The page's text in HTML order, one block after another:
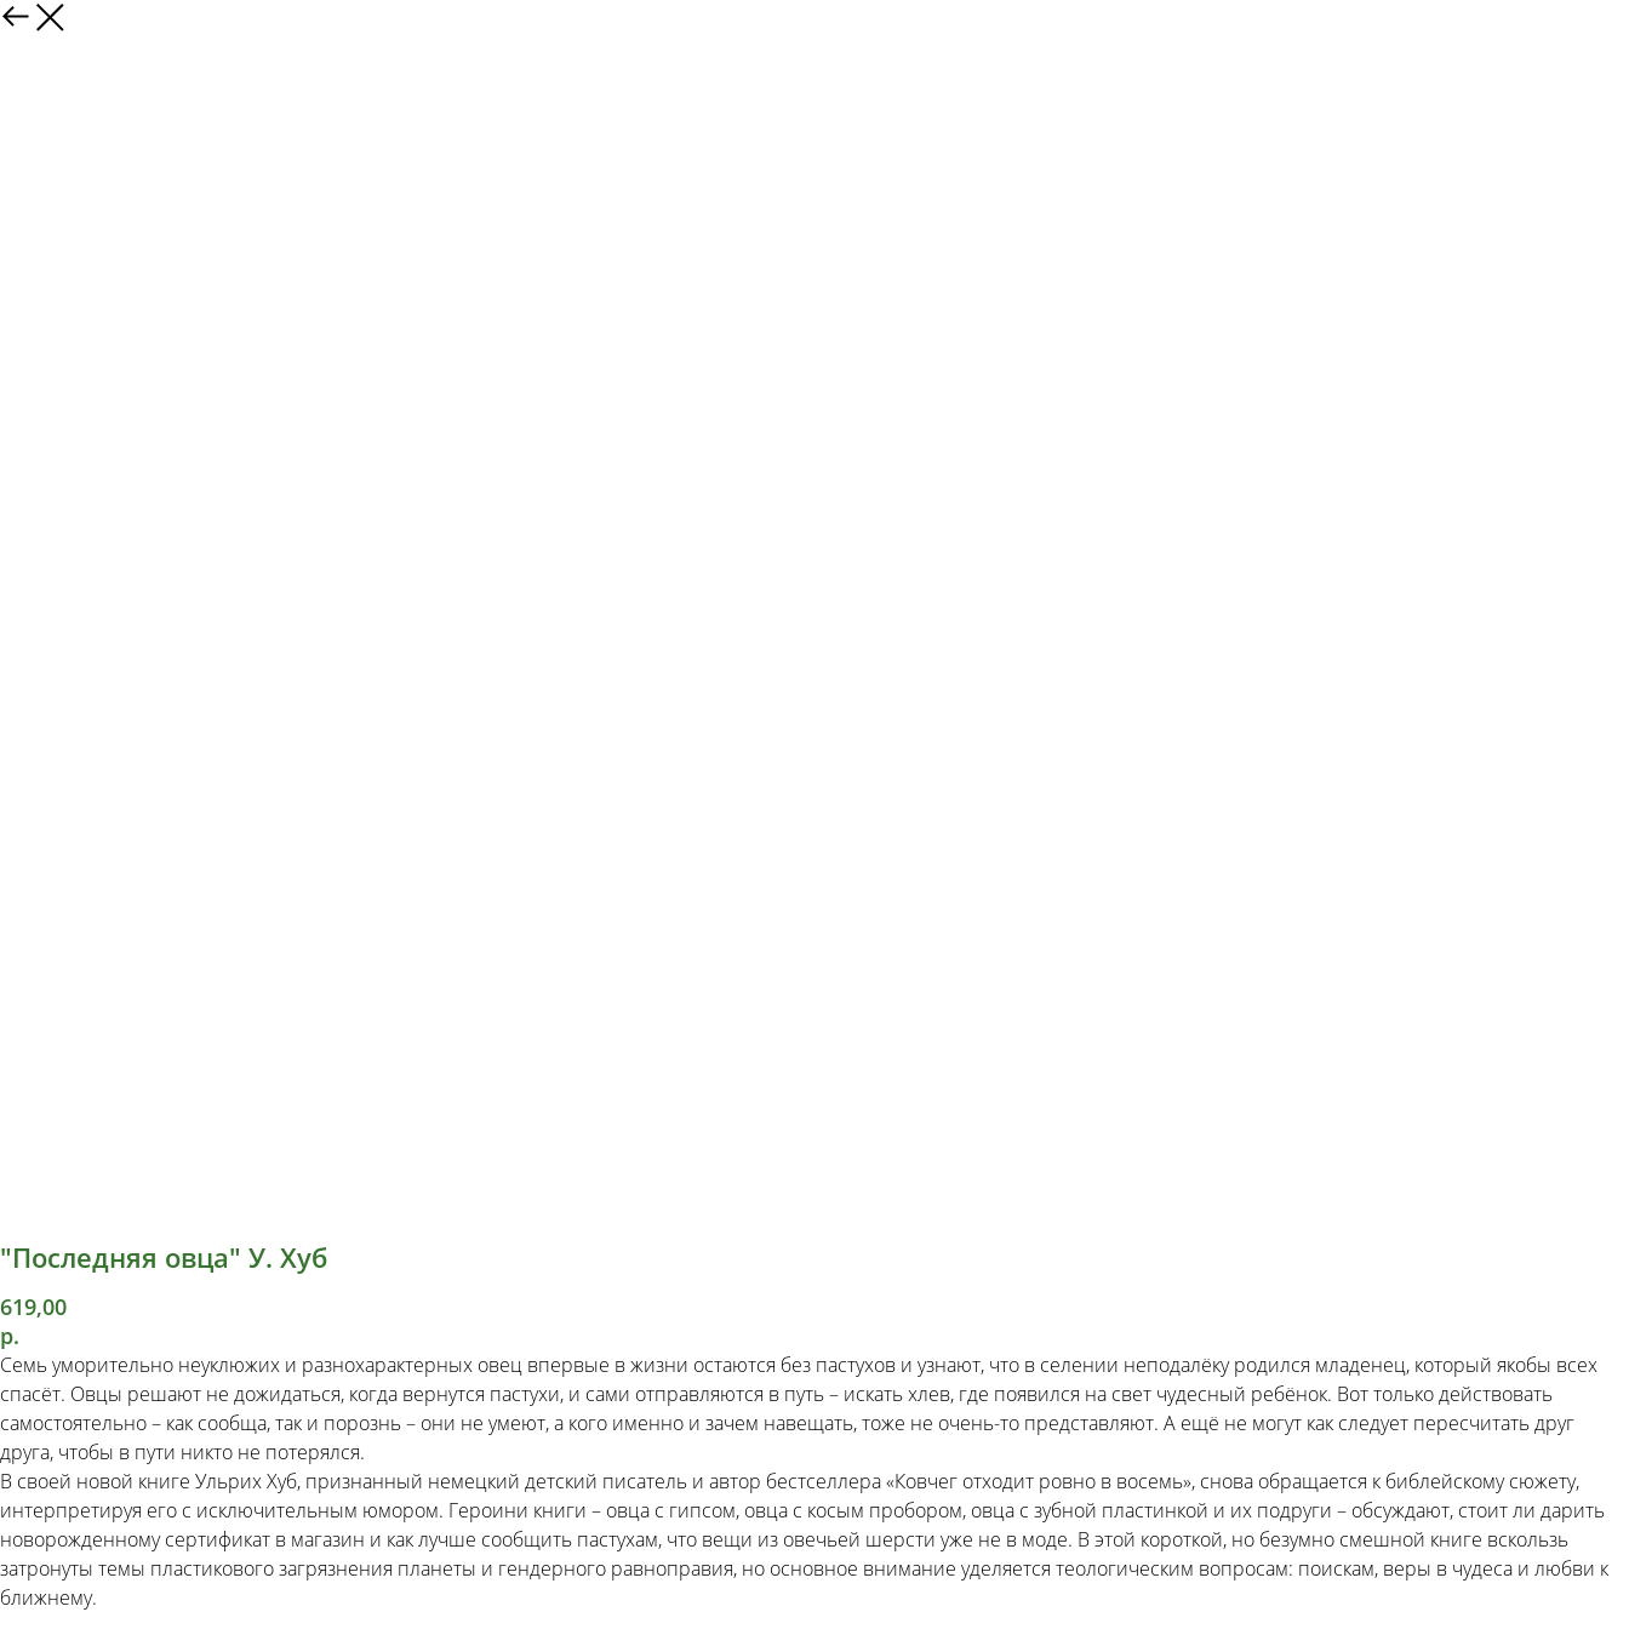
"Последняя овца" У. Хуб
619,00
р.
Семь уморительно неуклюжих и разнохарактерных овец впервые в жизни остаются без пастухов и узнают, что в селении неподалёку родился младенец, который якобы всех
спасёт. Овцы решают не дожидаться, когда вернутся пастухи, и сами отправляются в путь – искать хлев, где появился на свет чудесный ребёнок. Вот только действовать
самостоятельно – как сообща, так и порознь – они не умеют, а кого именно и зачем навещать, тоже не очень-то представляют. А ещё не могут как следует пересчитать друг
друга, чтобы в пути никто не потерялся.
В своей новой книге Ульрих Хуб, признанный немецкий детский писатель и автор бестселлера «Ковчег отходит ровно в восемь», снова обращается к библейскому сюжету,
интерпретируя его с исключительным юмором. Героини книги – овца с гипсом, овца с косым пробором, овца с зубной пластинкой и их подруги – обсуждают, стоит ли дарить
новорожденному сертификат в магазин и как лучше сообщить пастухам, что вещи из овечьей шерсти уже не в моде. В этой короткой, но безумно смешной книге вскользь
затронуты темы пластикового загрязнения планеты и гендерного равноправия, но основное внимание уделяется теологическим вопросам: поискам, веры в чудеса и любви к
ближнему.